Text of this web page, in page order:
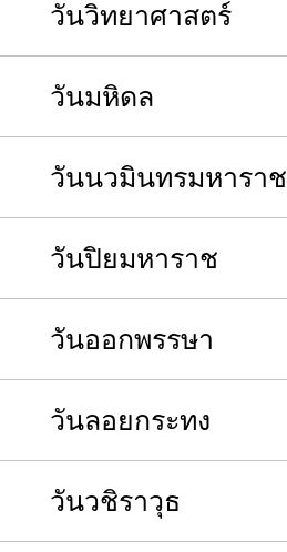
วันวิทยาศาสตร์
วันมหิดล
วันนวมินทรมหาราช
วันปิยมหาราช
วันออกพรรษา
วันลอยกระทง
วันวชิราวุธ